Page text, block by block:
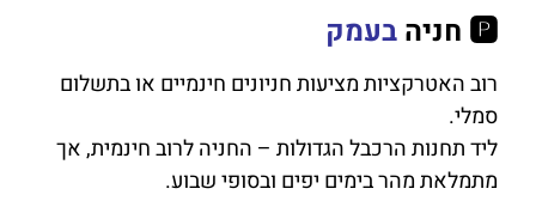
🅿️ חניה בעמק
רוב האטרקציות מציעות חניונים חינמיים או בתשלום
סמלי.
ליד תחנות הרכבל הגדולות – החניה לרוב חינמית, אך
מתמלאת מהר בימים יפים ובסופי שבוע.